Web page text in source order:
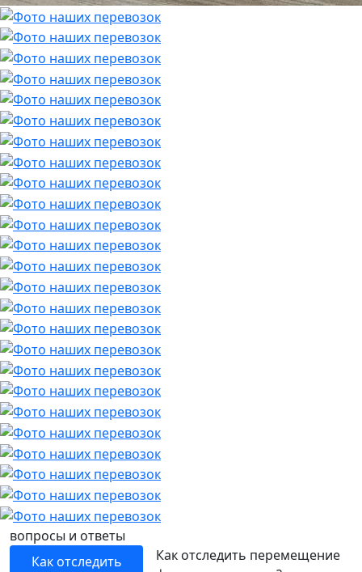
вопросы и ответы
Как отследить
Как отследить перемещение